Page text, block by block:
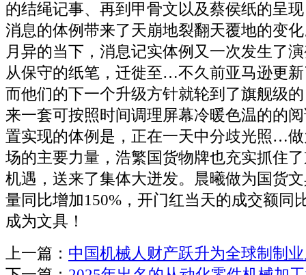
的结绳记事、再到甲骨文以及蔡侯纸的呈
消息的体例带来了天崩地裂翻天覆地的变
月异的当下，消息记实体例又一次发生了
从保守的纸笔，迁徙至…不久前亚马逊更
而他们的下一个升级方针就轮到了旗舰级的
来一套可按照时间调理屏幕冷暖色温的的
置实现的体例是，正在一天中分歧光照…
场的主要力量，浩繁国货物牌也充实抓住
机遇，送来了集体大迸发。晨曦做为国货
量同比增加150%，开门红当天的成交额同
成为文具！
上一篇： 中国机械人财产跃升为全球制制